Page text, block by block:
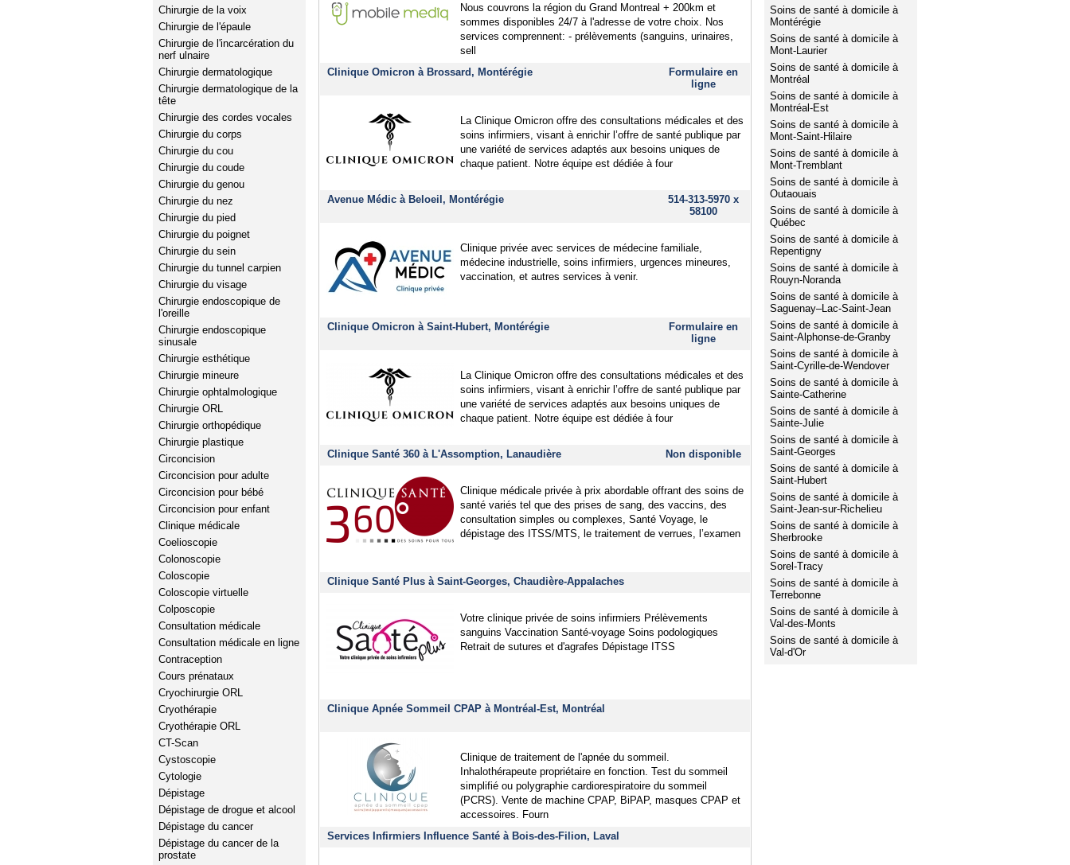
Chirurgie de la voix
Chirurgie de l'épaule
Chirurgie de l'incarcération du
nerf ulnaire
Chirurgie dermatologique
Chirurgie dermatologique de la
tête
Chirurgie des cordes vocales
Chirurgie du corps
Chirurgie du cou
Chirurgie du coude
Chirurgie du genou
Chirurgie du nez
Chirurgie du pied
Chirurgie du poignet
Chirurgie du sein
Chirurgie du tunnel carpien
Chirurgie du visage
Chirurgie endoscopique de
l'oreille
Chirurgie endoscopique
sinusale
Chirurgie esthétique
Chirurgie mineure
Chirurgie ophtalmologique
Chirurgie ORL
Chirurgie orthopédique
Chirurgie plastique
Circoncision
Circoncision pour adulte
Circoncision pour bébé
Circoncision pour enfant
Clinique médicale
Coelioscopie
Colonoscopie
Coloscopie
Coloscopie virtuelle
Colposcopie
Consultation médicale
Consultation médicale en ligne
Contraception
Cours prénataux
Cryochirurgie ORL
Cryothérapie
Cryothérapie ORL
CT-Scan
Cystoscopie
Cytologie
Dépistage
Dépistage de drogue et alcool
Dépistage du cancer
Dépistage du cancer de la
prostate
Nous couvrons la région du Grand Montreal + 200km et
sommes disponibles 24/7 à l'adresse de votre choix. Nos
services comprennent: - prélèvements (sanguins, urinaires,
sell
Clinique Omicron à Brossard, Montérégie
Formulaire en
ligne
La Clinique Omicron offre des consultations médicales et des
soins infirmiers, visant à enrichir l’offre de santé publique par
une variété de services adaptés aux besoins uniques de
chaque patient. Notre équipe est dédiée à four
Avenue Médic à Beloeil, Montérégie
514-313-5970 x
58100
Clinique privée avec services de médecine familiale,
médecine industrielle, soins infirmiers, urgences mineures,
vaccination, et autres services à venir.
Clinique Omicron à Saint-Hubert, Montérégie
Formulaire en
ligne
La Clinique Omicron offre des consultations médicales et des
soins infirmiers, visant à enrichir l’offre de santé publique par
une variété de services adaptés aux besoins uniques de
chaque patient. Notre équipe est dédiée à four
Clinique Santé 360 à L'Assomption, Lanaudière Non disponible
Clinique médicale privée à prix abordable offrant des soins de
santé variés tel que des prises de sang, des vaccins, des
consultation simples ou complexes, Santé Voyage, le
dépistage des ITSS/MTS, le traitement de verrues, l’examen
Clinique Santé Plus à Saint-Georges, Chaudière-Appalaches
Votre clinique privée de soins infirmiers Prélèvements
sanguins Vaccination Santé-voyage Soins podologiques
Retrait de sutures et d'agrafes Dépistage ITSS
Clinique Apnée Sommeil CPAP à Montréal-Est, Montréal
Clinique de traitement de l'apnée du sommeil.
Inhalothérapeute propriétaire en fonction. Test du sommeil
simplifié ou polygraphie cardiorespiratoire du sommeil
(PCRS). Vente de machine CPAP, BiPAP, masques CPAP et
accessoires. Fourn
Services Infirmiers Influence Santé à Bois-des-Filion, Laval
Soins de santé à domicile à
Montérégie
Soins de santé à domicile à
Mont-Laurier
Soins de santé à domicile à
Montréal
Soins de santé à domicile à
Montréal-Est
Soins de santé à domicile à
Mont-Saint-Hilaire
Soins de santé à domicile à
Mont-Tremblant
Soins de santé à domicile à
Outaouais
Soins de santé à domicile à
Québec
Soins de santé à domicile à
Repentigny
Soins de santé à domicile à
Rouyn-Noranda
Soins de santé à domicile à
Saguenay–Lac-Saint-Jean
Soins de santé à domicile à
Saint-Alphonse-de-Granby
Soins de santé à domicile à
Saint-Cyrille-de-Wendover
Soins de santé à domicile à
Sainte-Catherine
Soins de santé à domicile à
Sainte-Julie
Soins de santé à domicile à
Saint-Georges
Soins de santé à domicile à
Saint-Hubert
Soins de santé à domicile à
Saint-Jean-sur-Richelieu
Soins de santé à domicile à
Sherbrooke
Soins de santé à domicile à
Sorel-Tracy
Soins de santé à domicile à
Terrebonne
Soins de santé à domicile à
Val-des-Monts
Soins de santé à domicile à
Val-d'Or